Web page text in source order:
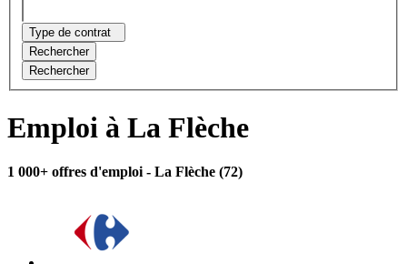
Type de contrat
Rechercher
Rechercher
Emploi à La Flèche
1 000+ offres d'emploi - La Flèche (72)